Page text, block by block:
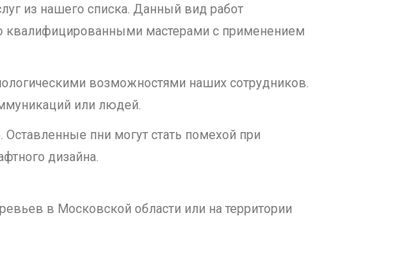
из нашего списка. Данный вид работ
квалифицированными мастерами с применением
возможностями наших сотрудников.
или людей.
пни могут стать помехой при
дизайна.
в Московской области или на территории